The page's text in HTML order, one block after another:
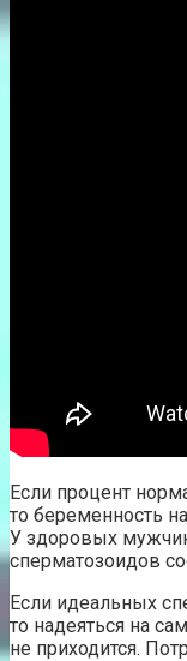
Если процент
то беременность
У здоровых
сперматозоидов
Если идеальных
то надеяться на
не приходится.